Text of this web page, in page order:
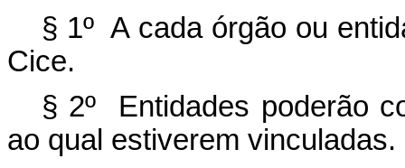
§ 1º A cada órgão ou
Cice.
§ 2º Entidades poderão
ao qual estiverem vinculadas.